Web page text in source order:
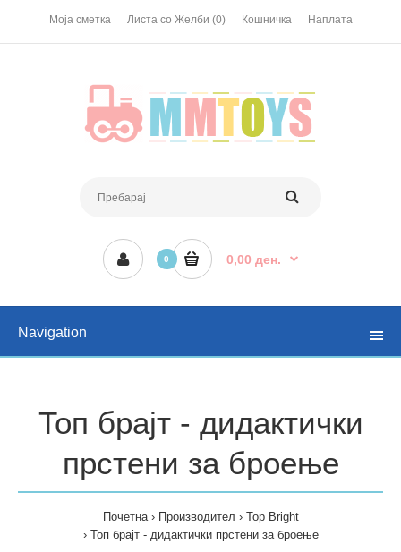
Моја сметка Листа со Желби (0) Кошничка Наплата
0 0,00 ден.
Navigation
Топ брајт - дидактички
прстени за броење
Почетна Производител
Top Bright
Топ брајт - дидактички прстени за броење